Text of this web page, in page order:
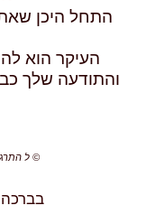
התחל היכן
העיקר הוא
והתודעה שלך
ל ©